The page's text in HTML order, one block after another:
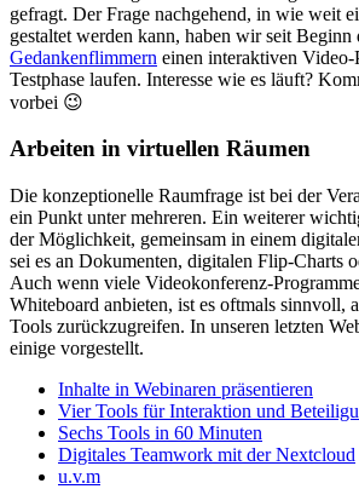
gefragt. Der Frage nachgehend, in wie weit
gestaltet werden kann, haben wir seit Beginn
Gedankenflimmern einen interaktiven Video-
Testphase laufen. Interesse wie es läuft?
vorbei 😉
Arbeiten in virtuellen Räumen
Die konzeptionelle Raumfrage ist bei der
ein Punkt unter mehreren. Ein weiterer
der Möglichkeit, gemeinsam in einem
sei es an Dokumenten, digitalen Flip-Charts
Auch wenn viele Videokonferenz-
Whiteboard anbieten, ist es oftmals sinnvoll,
Tools zurückzugreifen. In unseren letzten
einige vorgestellt.
Inhalte in Webinaren präsentieren
Vier Tools für Interaktion und
Sechs Tools in 60 Minuten
Digitales Teamwork mit der Nextcloud
u.v.m